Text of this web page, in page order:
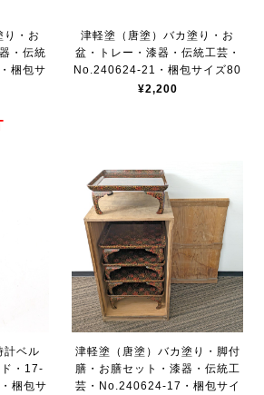
り・お
・伝統
梱包サ
津軽塗（唐塗）バカ塗り・お
盆・トレー・漆器・伝統工芸・
No.240624-21・梱包サイズ80
¥2,200
計ベル
ド・17-
梱包サ
津軽塗（唐塗）バカ塗り・脚付
膳・お膳セット・漆器・伝統工
芸・No.240624-17・梱包サイ